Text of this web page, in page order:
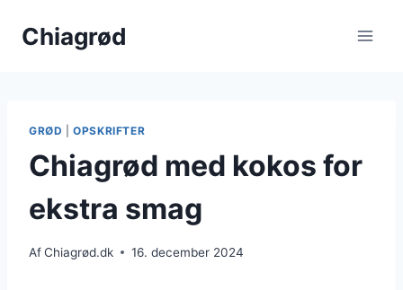
Chiagrød
GRØD |OPSKRIFTER
Chiagrød med kokos for
ekstra smag
AfChiagrød.dk 16. december 2024